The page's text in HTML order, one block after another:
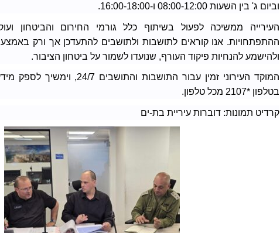
וביום ג' בין השעות 08:00-12:00 ו-16:00-18:00.
העירייה ממשיכה לפעול בשיתוף כלל גורמי החירום והביטחון
ההתפתחויות. אנו קוראים לתושבות ולתושבים להתעדכן אך ורק
ולהישמע להנחיות פיקוד העורף, שנועדו לשמור על ביטחון הציבור.
המוקד העירוני זמין עבור התושבות
בטלפון *2107 מכל טלפון.
קרדיט תמונות: דוברות עיריית בת-ים